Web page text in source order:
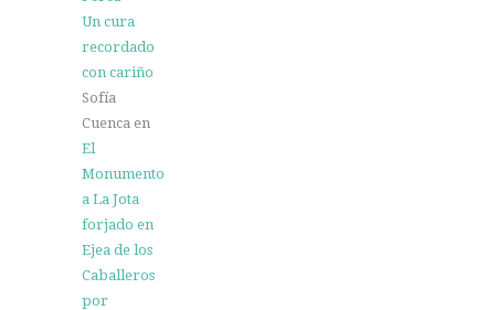
Un cura
recordado
con cariño
Sofía
Cuenca en
El
Monumento
a La Jota
forjado en
Ejea de los
Caballeros
por